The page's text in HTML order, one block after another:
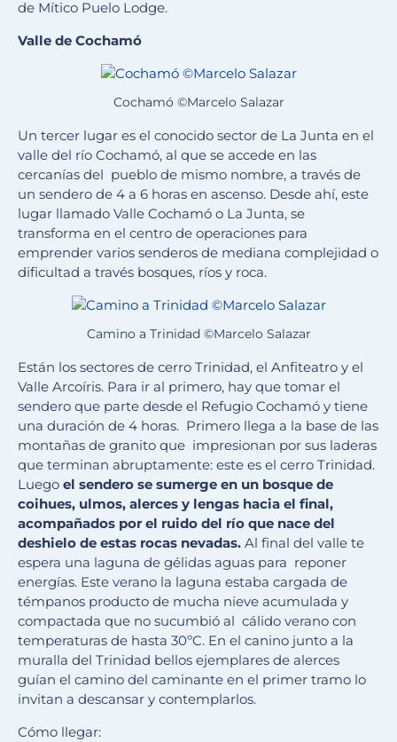
de Mítico Puelo Lodge.
Valle de Cochamó
Cochamó ©Marcelo Salazar
Un tercer lugar es el conocido sector de La Junta en el
valle del río Cochamó, al que se accede en las
cercanías del pueblo de mismo nombre, a través de
un sendero de 4 a 6 horas en ascenso. Desde ahí, este
lugar llamado Valle Cochamó o La Junta, se
transforma en el centro de operaciones para
emprender varios senderos de mediana complejidad o
dificultad a través bosques, ríos y roca.
Camino a Trinidad ©Marcelo Salazar
Están los sectores de cerro Trinidad, el Anfiteatro y el
Valle Arcoíris. Para ir al primero, hay que tomar el
sendero que parte desde el Refugio Cochamó y tiene
una duración de 4 horas. Primero llega a la base de las
montañas de granito que impresionan por sus laderas
que terminan abruptamente: este es el cerro Trinidad.
Luego el sendero se sumerge en un bosque de
coihues, ulmos, alerces y lengas hacia el final,
acompañados por el ruido del río que nace del
deshielo de estas rocas nevadas. Al final del valle te
espera una laguna de gélidas aguas para reponer
energías. Este verano la laguna estaba cargada de
témpanos producto de mucha nieve acumulada y
compactada que no sucumbió al cálido verano con
temperaturas de hasta 30ºC. En el canino junto a la
muralla del Trinidad bellos ejemplares de alerces
guían el camino del caminante en el primer tramo lo
invitan a descansar y contemplarlos.
Cómo llegar: